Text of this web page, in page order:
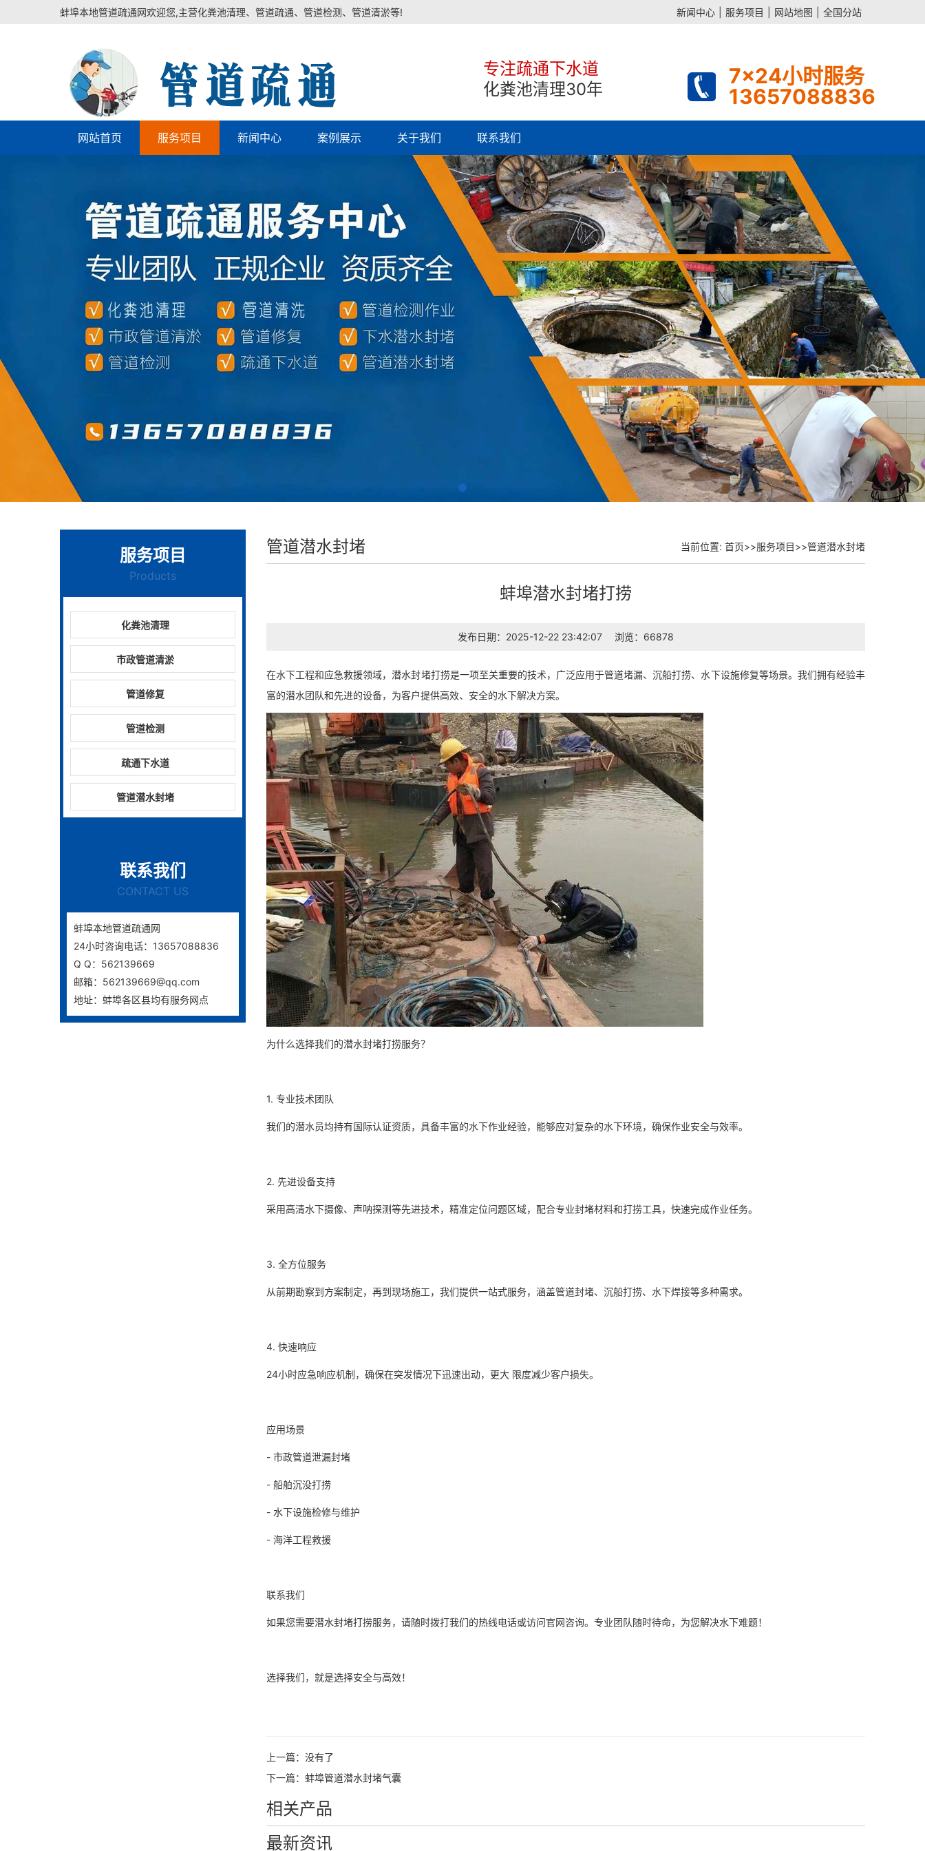
蚌埠本地管道疏通网欢迎您,主营化粪池清理、管道疏通、管道检测、管道清淤等! 新闻中心 服务项目 网站地图 全国分站
专注疏通下水道
化粪池清理30年
7x24小时服务
13657088836
网站首页 服务项目 新闻中心 案例展示 关于我们 联系我们
服务项目
Products
化粪池清理
市政管道清淤
管道修复
管道检测
疏通下水道
管道潜水封堵
联系我们
CONTACT US
蚌埠本地管道疏通网
24小时咨询电话：13657088836
Q Q：562139669
邮箱：562139669@qq.com
地址：蚌埠各区县均有服务网点
管道潜水封堵 当前位置: 首页>>服务项目>>管道潜水封堵
蚌埠潜水封堵打捞
发布日期：2025-12-22 23:42:07 浏览：66878
在水下工程和应急救援领域，潜水封堵打捞是一项至关重要的技术，广泛应用于管道堵漏、沉船打捞、水下设施修复等场景。我们拥有经验丰
富的潜水团队和先进的设备，为客户提供高效、安全的水下解决方案。
为什么选择我们的潜水封堵打捞服务？
1. 专业技术团队
我们的潜水员均持有国际认证资质，具备丰富的水下作业经验，能够应对复杂的水下环境，确保作业安全与效率。
2. 先进设备支持
采用高清水下摄像、声呐探测等先进技术，精准定位问题区域，配合专业封堵材料和打捞工具，快速完成作业任务。
3. 全方位服务
从前期勘察到方案制定，再到现场施工，我们提供一站式服务，涵盖管道封堵、沉船打捞、水下焊接等多种需求。
4. 快速响应
24小时应急响应机制，确保在突发情况下迅速出动，更大 限度减少客户损失。
应用场景
- 市政管道泄漏封堵
- 船舶沉没打捞
- 水下设施检修与维护
- 海洋工程救援
联系我们
如果您需要潜水封堵打捞服务，请随时拨打我们的热线电话或访问官网咨询。专业团队随时待命，为您解决水下难题！
选择我们，就是选择安全与高效！
上一篇：没有了
下一篇： 蚌埠管道潜水封堵气囊
相关产品
最新资讯